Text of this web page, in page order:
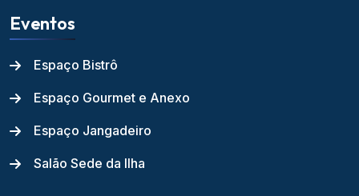
Eventos
Espaço Bistrô
Espaço Gourmet e Anexo
Espaço Jangadeiro
Salão Sede da Ilha